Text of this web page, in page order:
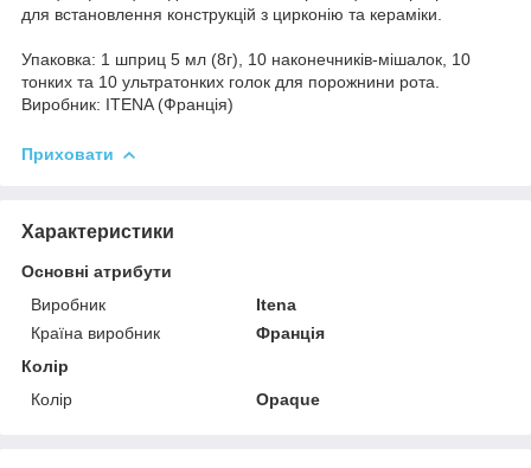
для встановлення конструкцій з цирконію та кераміки.
Упаковка: 1 шприц 5 мл (8г), 10 наконечників-мішалок, 10
тонких та 10 ультратонких голок для порожнини рота.
Виробник: ITENA (Франція)
Приховати
Характеристики
Основні атрибути
Виробник
Itena
Країна виробник
Франція
Колір
Колір
Opaque